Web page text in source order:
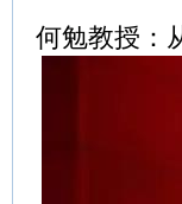
何勉教授：